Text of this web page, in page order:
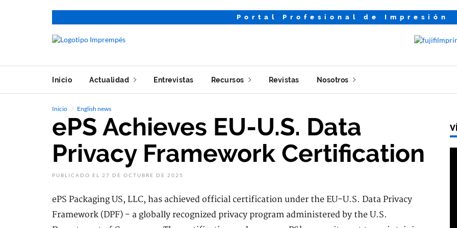
Portal Profesional de Impresión
Inicio Actualidad Entrevistas Recursos Revistas Nosotros
Inicio English news
ePS Achieves EU-U.S. Data
Privacy Framework Certification
PUBLICADO EL 27 DE OCTUBRE DE 2025
ePS Packaging US, LLC, has achieved official certification under the EU-U.S. Data Privacy
Framework (DPF) - a globally recognized privacy program administered by the U.S.